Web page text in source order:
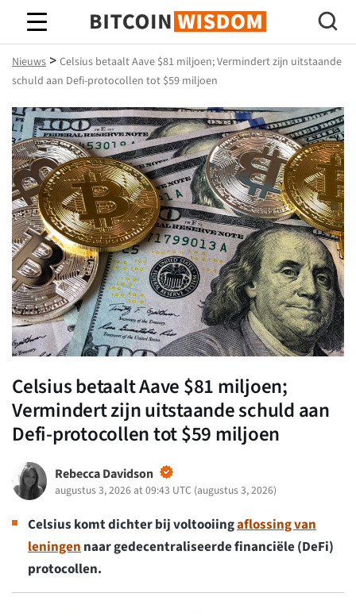
Bitcoin-wijsheid
Nieuws > Celsius betaalt Aave $81 miljoen; Vermindert zijn uitstaande
schuld aan Defi-protocollen tot $59 miljoen
Celsius betaalt Aave $81 miljoen;
Vermindert zijn uitstaande schuld aan
Defi-protocollen tot $59 miljoen
Rebecca Davidson
augustus 3, 2026 at 09:43 UTC (augustus 3, 2026)
Celsius komt dichter bij voltooiingaflossing van
leningen naar gedecentraliseerde financiële (DeFi)
protocollen.